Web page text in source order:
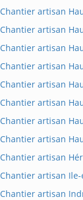
Chantier artisan
Chantier artisan
Chantier artisan
Chantier artisan
Chantier artisan
Chantier artisan
Chantier artisan
Chantier artisan
Chantier artisan
Chantier artisan
Chantier artisan